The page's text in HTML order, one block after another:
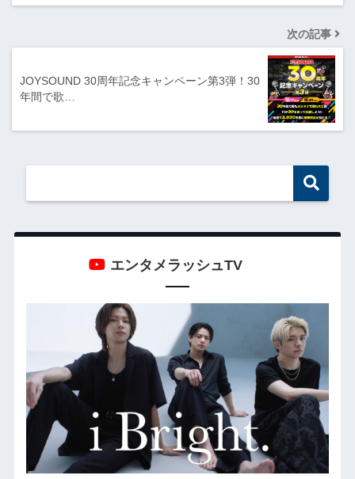
次の記事
JOYSOUND 30周年記念キャンペーン第3弾！30
年間で歌…
エンタメラッシュTV